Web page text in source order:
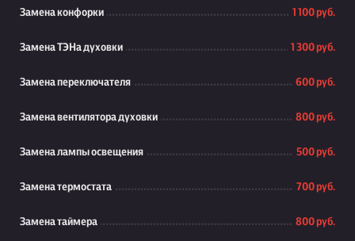
Замена конфорки 1 100 руб.
Замена ТЭНа духовки 1 300 руб.
Замена переключателя 600 руб.
Замена вентилятора духовки 800 руб.
Замена лампы освещения 500 руб.
Замена термостата 700 руб.
Замена таймера 800 руб.